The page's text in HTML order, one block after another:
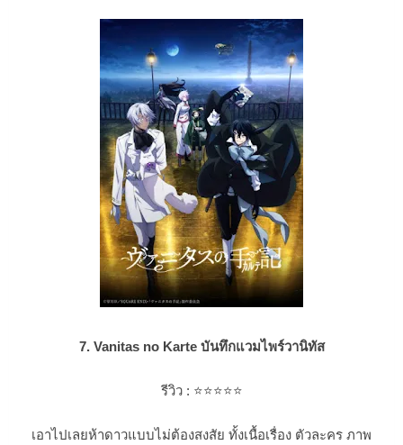
7. Vanitas no Karte บันทึกแวมไพร์วานิทัส
รีวิว : ⭐⭐⭐⭐⭐
เอาไปเลยห้าดาวแบบไม่ต้องสงสัย ทั้งเนื้อเรื่อง ตัวละคร ภาพ